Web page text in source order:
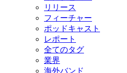
リリース
フィーチャー
ポッドキャスト
レポート
全てのタグ
業界
海外バンド